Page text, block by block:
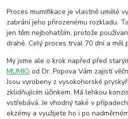
Proces mumifikace je vlastně umělé
zabrání jeho přirozenému rozkladu.
jen těm nejbohatším, protože
drahé. Celý proces trval 70 dní a měl
My jsme ale o krok napřed před
MUMIO od Dr. Popova Vám zajistí
Jsou vyrobeny z vysokohorské
zklidňujícím účinkem. Má lehkou
vstřebává. Je vhodný také v
ekzémy a využijete ho i po